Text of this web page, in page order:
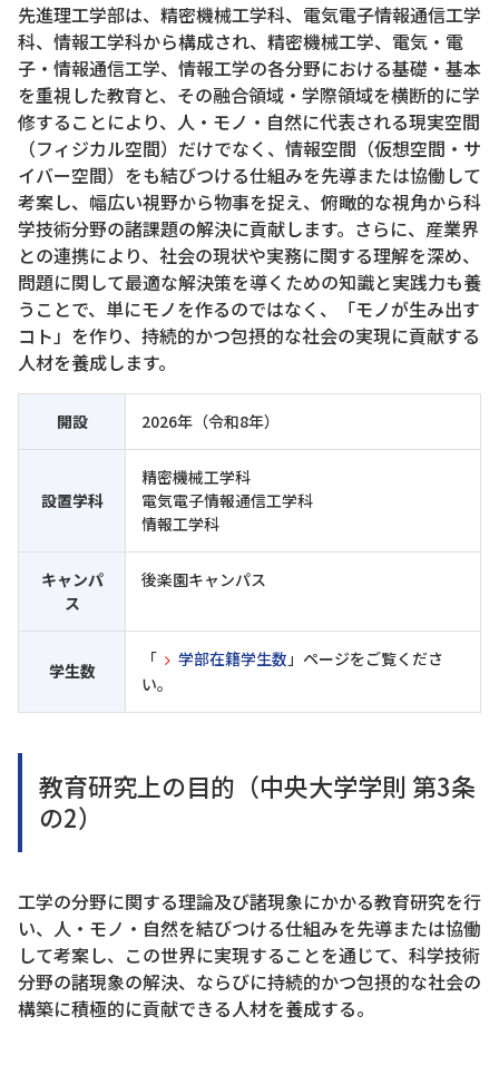
先進理工学部は、精密機械工学科、電気電子情報通信工学
科、情報工学科から構成され、精密機械工学、電気・電
子・情報通信工学、情報工学の各分野における基礎・基本
を重視した教育と、その融合領域・学際領域を横断的に学
修することにより、人・モノ・自然に代表される現実空間
（フィジカル空間）だけでなく、情報空間（仮想空間・サ
イバー空間）をも結びつける仕組みを先導または協働して
考案し、幅広い視野から物事を捉え、俯瞰的な視角から科
学技術分野の諸課題の解決に貢献します。さらに、産業界
との連携により、社会の現状や実務に関する理解を深め、
問題に関して最適な解決策を導くための知識と実践力も養
うことで、単にモノを作るのではなく、「モノが生み出す
コト」を作り、持続的かつ包摂的な社会の実現に貢献する
人材を養成します。
開設 2026年（令和8年）
設置学科
精密機械工学科
電気電子情報通信工学科
情報工学科
キャンパ
ス
後楽園キャンパス
学生数
「 学部在籍学生数」ページをご覧くださ
い。
教育研究上の目的（中央大学学則 第3条
の2）
工学の分野に関する理論及び諸現象にかかる教育研究を行
い、人・モノ・自然を結びつける仕組みを先導または協働
して考案し、この世界に実現することを通じて、科学技術
分野の諸現象の解決、ならびに持続的かつ包摂的な社会の
構築に積極的に貢献できる人材を養成する。